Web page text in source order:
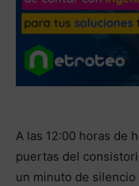
A las 12:00 horas de
puertas del
un minuto de